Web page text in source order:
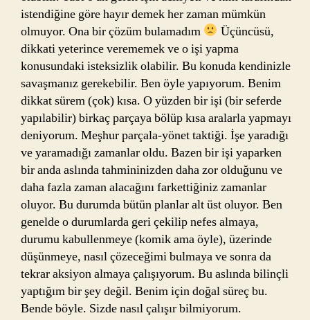
istendiğine göre hayır demek her zaman mümkün
olmuyor. Ona bir çözüm bulamadım
Üçüncüsü,
dikkati yeterince verememek ve o işi yapma
konusundaki isteksizlik olabilir. Bu konuda kendinizle
savaşmanız gerekebilir. Ben öyle yapıyorum. Benim
dikkat sürem (çok) kısa. O yüzden bir işi (bir seferde
yapılabilir) birkaç parçaya bölüp kısa aralarla yapmayı
deniyorum. Meşhur parçala-yönet taktiği. İşe yaradığı
ve yaramadığı zamanlar oldu. Bazen bir işi yaparken
bir anda aslında tahmininizden daha zor olduğunu ve
daha fazla zaman alacağını farkettiğiniz zamanlar
oluyor. Bu durumda bütün planlar alt üst oluyor. Ben
genelde o durumlarda geri çekilip nefes almaya,
durumu kabullenmeye (komik ama öyle), üzerinde
düşünmeye, nasıl çözeceğimi bulmaya ve sonra da
tekrar aksiyon almaya çalışıyorum. Bu aslında bilinçli
yaptığım bir şey değil. Benim için doğal süreç bu.
Bende böyle. Sizde nasıl çalışır bilmiyorum.